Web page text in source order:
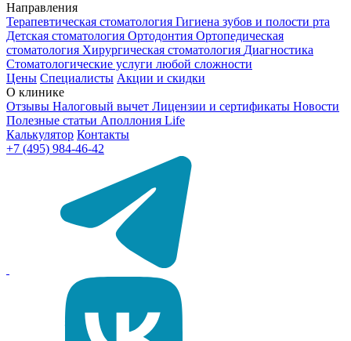
Направления
Терапевтическая стоматология Гигиена зубов и полости рта
Детская стоматология Ортодонтия Ортопедическая
стоматология Хирургическая стоматология Диагностика
Стоматологические услуги любой сложности
Цены Специалисты Акции и скидки
О клинике
Отзывы Налоговый вычет Лицензии и сертификаты Новости
Полезные статьи Аполлония Life
Калькулятор Контакты
+7 (495) 984-46-42